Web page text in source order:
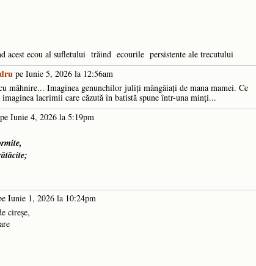
acest ecou al sufletului trăind ecourile persistente ale trecutului
pe Iunie 5, 2026 la 12:56am
mâhnire... Imaginea genunchilor juliți mângâiați de mana mamei. Ce
lacrimii care căzută în batistă spune într-una minți...
pe Iunie 4, 2026 la 5:19pm
;
Iunie 1, 2026 la 10:24pm
cireșe,